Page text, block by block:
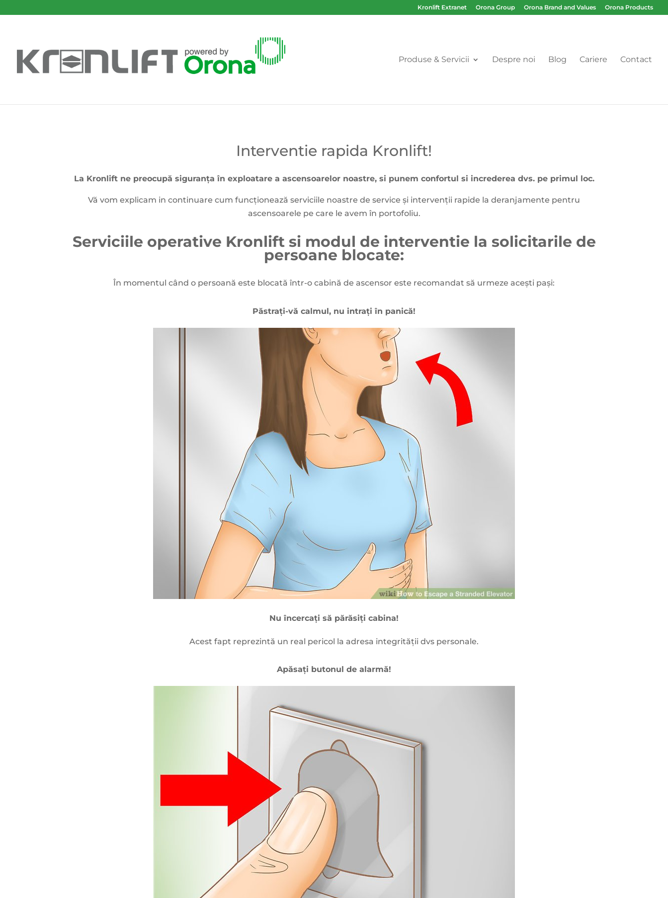
Kronlift Extranet Orona Group Orona Brand and Values Orona Products
Produse & Servicii Despre noi Blog Cariere Contact
Interventie rapida Kronlift!
La Kronlift ne preocupă siguranța în exploatare a ascensoarelor noastre, si punem confortul si increderea dvs. pe primul loc.
Vă vom explicam in continuare cum funcționează serviciile noastre de service și intervenții rapide la deranjamente pentru
ascensoarele pe care le avem în portofoliu.
Serviciile operative Kronlift si modul de interventie la solicitarile de
persoane blocate:
În momentul când o persoană este blocată într-o cabină de ascensor este recomandat să urmeze acești pași:
Păstrați-vă calmul, nu intrați în panică!
Nu încercați să părăsiți cabina!
Acest fapt reprezintă un real pericol la adresa integrității dvs personale.
Apăsați butonul de alarmă!